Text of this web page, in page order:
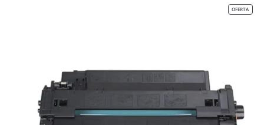
OFERTA